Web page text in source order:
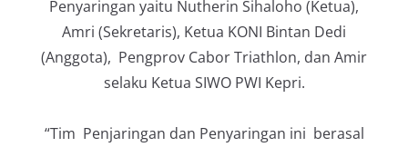
Penyaringan yaitu Nutherin Sihaloho (Ketua),
Amri (Sekretaris), Ketua KONI Bintan Dedi
(Anggota), Pengprov Cabor Triathlon, dan Amir
selaku Ketua SIWO PWI Kepri.
“Tim Penjaringan dan Penyaringan ini berasal